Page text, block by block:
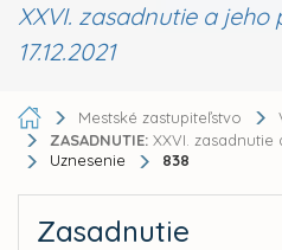
XXVI. zasadnutie a
17.12.2021
Mestské zastupiteľstvo
ZASADNUTIE: XXVI. zasadnutie
Uznesenie
838
Zasadnutie